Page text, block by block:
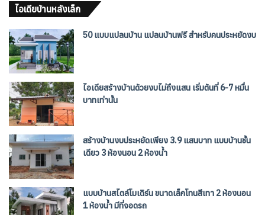
ไอเดียบ้านหลังเล็ก
50 แบบแปลนบ้าน แปลนบ้านฟรี สำหรับคนประหยัดงบ
ไอเดียสร้างบ้านด้วยงบไม่ถึงแสน เริ่มต้นที่ 6-7 หมื่น
บาทเท่านั้น
สร้างบ้านงบประหยัดเพียง 3.9 แสนบาท แบบบ้านชั้น
เดียว 3 ห้องนอน 2 ห้องน้ำ
แบบบ้านสไตล์โมเดิร์น ขนาดเล็กโทนสีเทา 2 ห้องนอน
1 ห้องน้ำ มีที่จอดรถ